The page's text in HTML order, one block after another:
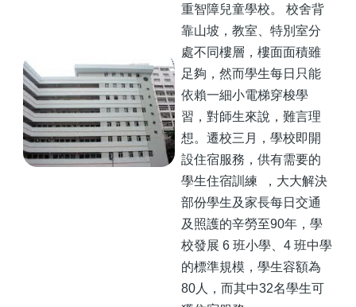
重智障兒童學校。 校舍背
靠山坡，教室、特別室分
處不同樓層，樓面面積雖
足夠，然而學生每日只能
依賴一細小電梯穿梭學
習，對師生來說，難言理
想。遷校三月，學校即開
設住宿服務，供有需要的
學生住宿訓練 ，大大解決
部份學生及家長每日交通
及照護的辛勞至90年，學
校發展 6 班小學、4 班中學
的標準規模，學生容額為
80人，而其中32名學生可